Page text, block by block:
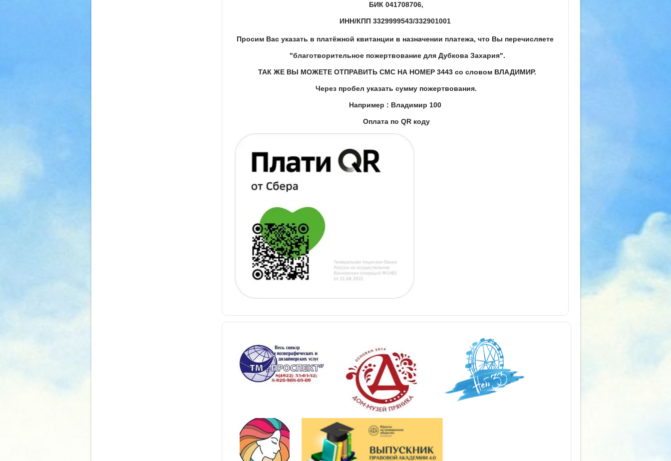
БИК 041708706,
ИНН/КПП 3329999543/332901001
Просим Вас указать в платёжной квитанции в назначении платежа, что Вы перечисляете
"благотворительное пожертвование для Дубкова Захария".
ТАК ЖЕ ВЫ МОЖЕТЕ ОТПРАВИТЬ СМС НА НОМЕР 3443 со словом ВЛАДИМИР.
Через пробел указать сумму пожертвования.
Например : Владимир 100
Оплата по QR коду